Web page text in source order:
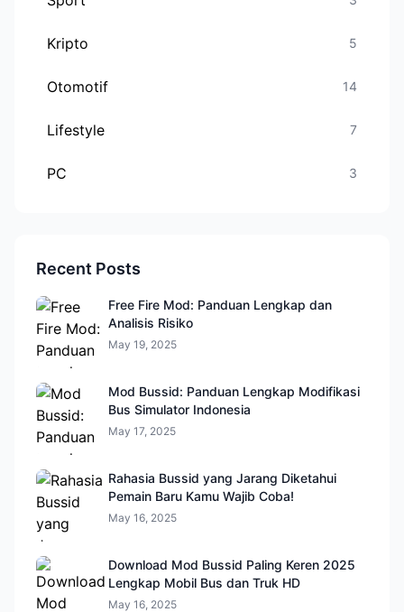
Kripto 5
Otomotif 14
Lifestyle 7
PC 3
Recent Posts
Free Fire Mod: Panduan Lengkap dan
Analisis Risiko
May 19, 2025
Mod Bussid: Panduan Lengkap Modifikasi
Bus Simulator Indonesia
May 17, 2025
Rahasia Bussid yang Jarang Diketahui
Pemain Baru Kamu Wajib Coba!
May 16, 2025
Download Mod Bussid Paling Keren 2025
Lengkap Mobil Bus dan Truk HD
May 16, 2025